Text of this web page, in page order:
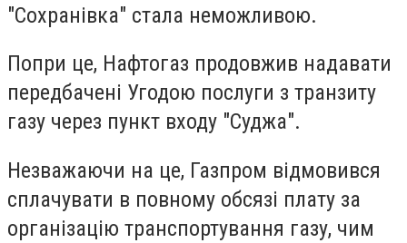
"Сохранівка" стала неможливою.
Попри це, Нафтогаз продовжив надавати
передбачені Угодою послуги з транзиту
газу через пункт входу "Суджа".
Незважаючи на це, Газпром відмовився
сплачувати в повному обсязі плату за
організацію транспортування газу, чим